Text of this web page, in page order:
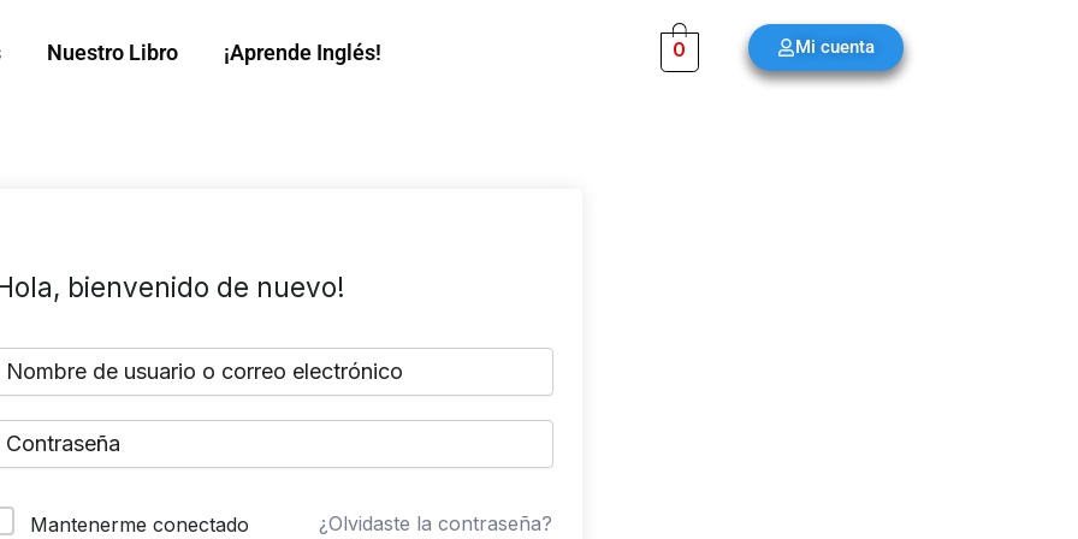
Nuestro Libro ¡Aprende Inglés! 0 Mi cuenta
bienvenido de nuevo!
Mantenerme conectado ¿Olvidaste la contraseña?